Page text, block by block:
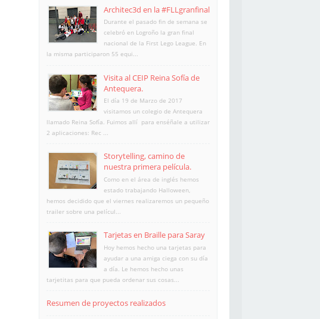
Architec3d en la #FLLgranfinal
Durante el pasado fin de semana se
celebró en Logroño la gran final
nacional de la First Lego League. En
la misma participaron 55 equi...
Visita al CEIP Reina Sofía de
Antequera.
El día 19 de Marzo de 2017
visitamos un colegio de Antequera
llamado Reina Sofía. Fuimos allí para enséñale a utilizar
2 aplicaciones: Rec ...
Storytelling, camino de
nuestra primera película.
Como en el área de inglés hemos
estado trabajando Halloween,
hemos decidido que el viernes realizaremos un pequeño
trailer sobre una películ...
Tarjetas en Braille para Saray
Hoy hemos hecho una tarjetas para
ayudar a una amiga ciega con su día
a día. Le hemos hecho unas
tarjetitas para que pueda ordenar sus cosas...
Resumen de proyectos realizados